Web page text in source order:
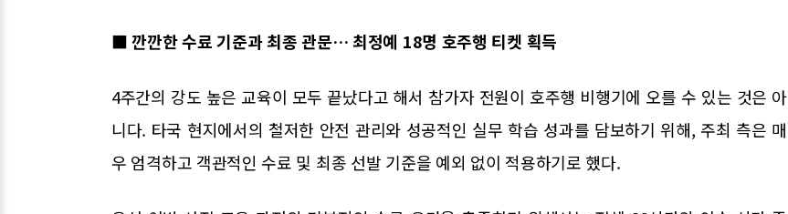
■ 깐깐한 수료 기준과 최종 관문… 최정예 18명 호주행 티켓 획득
4주간의 강도 높은 교육이 모두 끝났다고 해서 참가자 전원이 호주행 비행기에 오를 수 있는 것은 아
니다. 타국 현지에서의 철저한 안전 관리와 성공적인 실무 학습 성과를 담보하기 위해, 주최 측은 매
우 엄격하고 객관적인 수료 및 최종 선발 기준을 예외 없이 적용하기로 했다.